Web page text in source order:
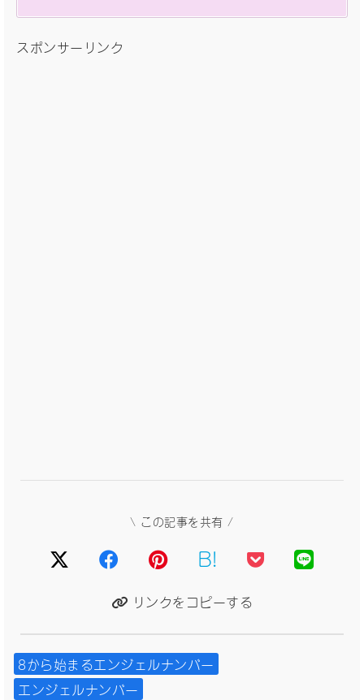
スポンサーリンク
\ この記事を共有 /
B!
リンクをコピーする
8から始まるエンジェルナンバー
エンジェルナンバー